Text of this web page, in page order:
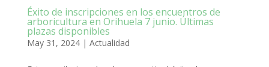
Éxito de inscripciones en los encuentros de
arboricultura en Orihuela 7 junio. Últimas
plazas disponibles
May 31, 2024| Actualidad